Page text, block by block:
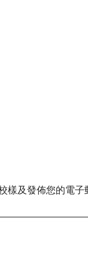
及發佈您的電子